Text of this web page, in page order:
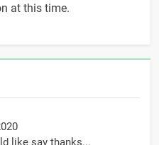
at this time.
like say thanks...